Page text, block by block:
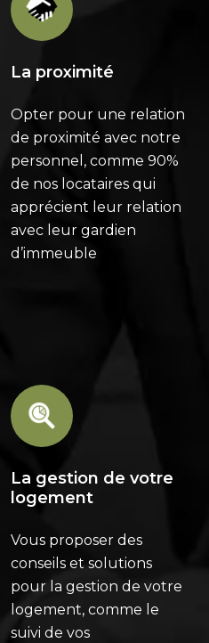
La proximité
Opter pour une relation
de proximité avec notre
personnel, comme 90%
de nos locataires qui
apprécient leur relation
avec leur gardien
d’immeuble
La gestion de votre
logement
Vous proposer des
conseils et solutions
pour la gestion de votre
logement, comme le
suivi de vos